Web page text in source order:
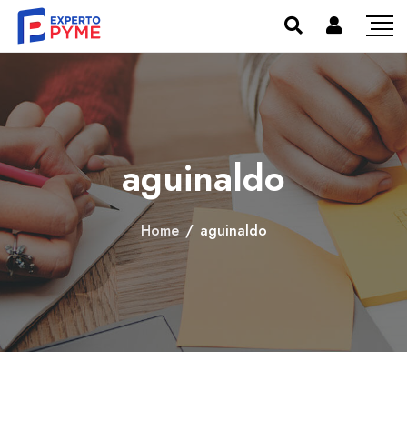
aguinaldo
Home / aguinaldo